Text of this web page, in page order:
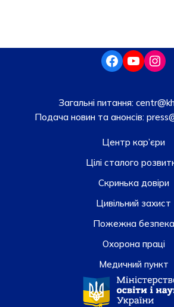
Загальні питання:
Подача новин та анонсів:
Центр кар’єри
Цілі сталого
Скринька довiри
Цивільний захист
Пожежна безпека
Охорона праці
Медичний пункт